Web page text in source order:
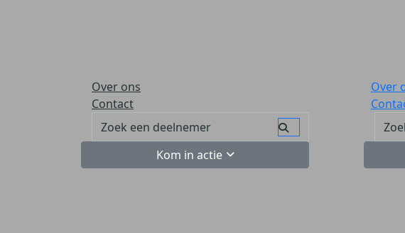
Over ons
Contact
Kom in actie
Over